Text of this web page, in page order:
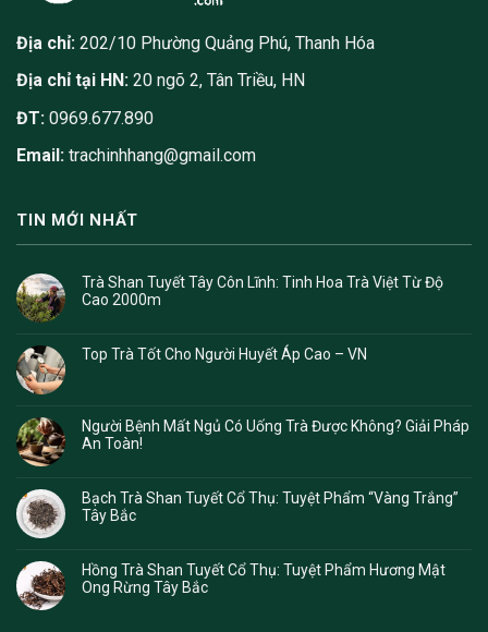
Địa chỉ: 202/10 Phường Quảng Phú, Thanh Hóa
Địa chỉ tại HN: 20 ngõ 2, Tân Triều, HN
ĐT: 0969.677.890
Email: trachinhhang@gmail.com
TIN MỚI NHẤT
Trà Shan Tuyết Tây Côn Lĩnh: Tinh Hoa Trà Việt Từ Độ
Cao 2000m
Top Trà Tốt Cho Người Huyết Áp Cao – VN
Người Bệnh Mất Ngủ Có Uống Trà Được Không? Giải Pháp
An Toàn!
Bạch Trà Shan Tuyết Cổ Thụ: Tuyệt Phẩm “Vàng Trắng”
Tây Bắc
Hồng Trà Shan Tuyết Cổ Thụ: Tuyệt Phẩm Hương Mật
Ong Rừng Tây Bắc